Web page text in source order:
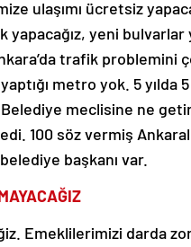
ulaşımı ücretsiz
yapacağız, yeni bulvarlar
trafik problemini
metro yok. 5
meclisine ne
100 söz vermiş
başkanı var.
Emeklilerimizi darda